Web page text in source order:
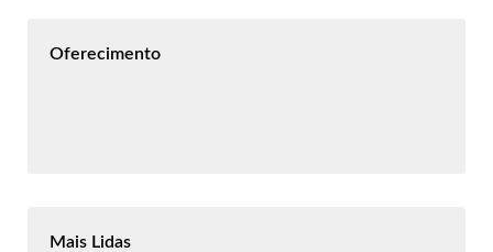
Oferecimento
Mais Lidas